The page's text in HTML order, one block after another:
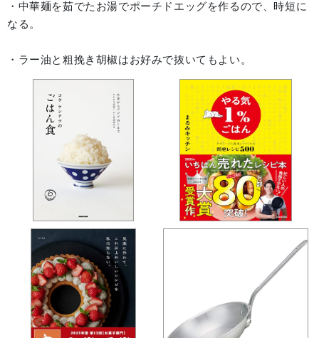
・中華麺を茹でたお湯でポーチドエッグを作るので、時短に
なる。